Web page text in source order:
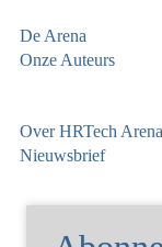
De Arena
Onze Auteurs
Over HRTech Arena
Nieuwsbrief